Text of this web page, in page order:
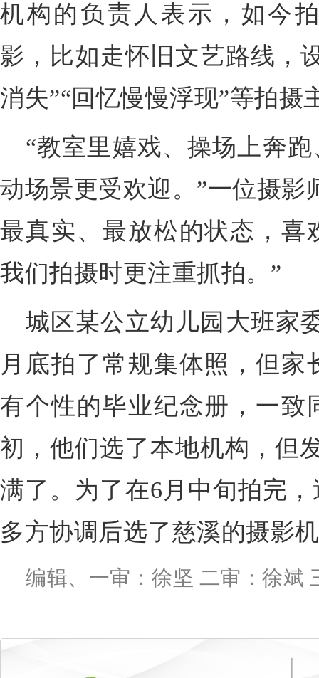
机构的负责人表示，如今
影，比如走怀旧文艺路线，
消失”“回忆慢慢浮现”等拍摄
“教室里嬉戏、操场上奔
动场景更受欢迎。”一位摄影
最真实、最放松的状态，喜
我们拍摄时更注重抓拍。”
城区某公立幼儿园大班家
月底拍了常规集体照，但
有个性的毕业纪念册，一致
初，他们选了本地机构，但
满了。为了在6月中旬拍完
多方协调后选了慈溪的摄影
编辑、一审：徐坚 二审：徐斌